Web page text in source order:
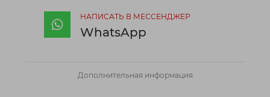
НАПИСАТЬ В МЕССЕНДЖЕР
WhatsApp
Дополнительная информация